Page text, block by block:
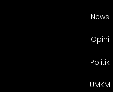
News
Opini
Politik
UMKM